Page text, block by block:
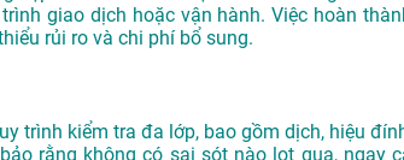
giao dịch hoặc vận hành. Việc hoàn
rủi ro và chi phí bổ sung.
trình kiểm tra đa lớp, bao gồm dịch, hiệu
rằng không có sai sót nào lọt qua, ngay